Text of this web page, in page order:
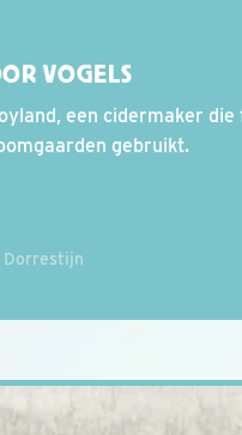
VOGELS
een cidermaker
gebruikt.
Dorrestijn